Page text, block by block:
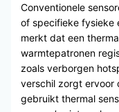
Conventionele
of specifieke fysieke
merkt dat een
warmtepatronen
zoals verborgen
verschil zorgt ervoor
gebruikt thermal